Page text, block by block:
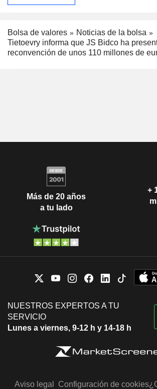
Bolsa de valores
Noticias de la bolsa
Tietoevry informa que JS Bidco ha
reconvención de unos 110 millones de
Más de 20 años
a tu lado
+
NUESTROS EXPERTOS A TU
SERVICIO
Lunes a viernes, 9-12 h y 14-18 h
Aviso legal Configuración de cookies